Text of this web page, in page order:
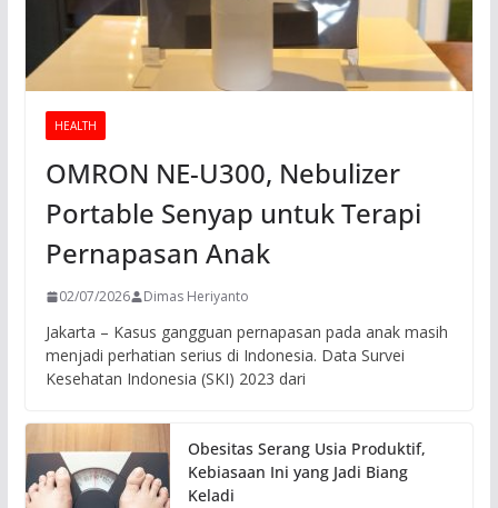
HEALTH
OMRON NE-U300, Nebulizer
Portable Senyap untuk Terapi
Pernapasan Anak
02/07/2026 Dimas Heriyanto
Jakarta – Kasus gangguan pernapasan pada anak masih
menjadi perhatian serius di Indonesia. Data Survei
Kesehatan Indonesia (SKI) 2023 dari
Obesitas Serang Usia Produktif,
Kebiasaan Ini yang Jadi Biang
Keladi